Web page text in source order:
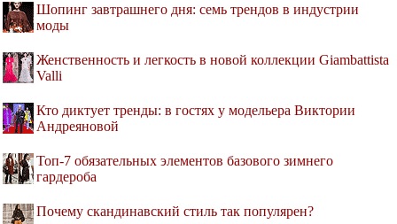
Шопинг завтрашнего дня: семь трендов в индустрии
моды
Женственность и легкость в новой коллекции Giambattista
Valli
Кто диктует тренды: в гостях у модельера Виктории
Андреяновой
Топ-7 обязательных элементов базового зимнего
гардероба
Почему скандинавский стиль так популярен?